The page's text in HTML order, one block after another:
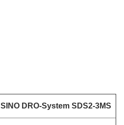
SINO DRO-System SDS2-3MS